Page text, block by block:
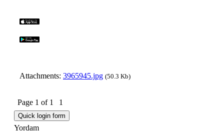
Attachments: 3965945.jpg (50.3 Kb)
Page 1 of 1 1
Yordam